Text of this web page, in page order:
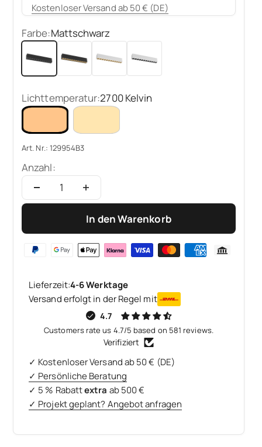
Kostenloser Versand ab 50 € (DE)
Farbe:Mattschwarz
Lichttemperatur:2700 Kelvin
Art. Nr.: 129954B3
Anzahl:
In den Warenkorb
Lieferzeit:4-6 Werktage
Versand erfolgt in der Regel mit
4.7
Customers rate us 4.7/5 based on 581 reviews.
Verifiziert
✓ Kostenloser Versand ab 50 € (DE)
✓ Persönliche Beratung
✓ 5 % Rabattextra ab 500 €
✓ Projekt geplant? Angebot anfragen